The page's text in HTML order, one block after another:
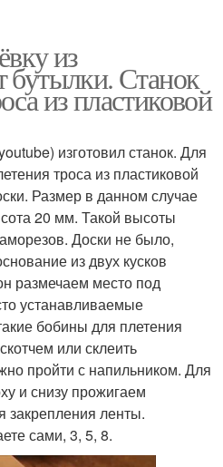
из
бутылки. Станок
из пластиковой
изготовил станок. Для
троса из пластиковой
Размер в данном случае
20 мм. Такой высоты
Доски не было,
из двух кусков
размечаем место под
устанавливаемые
бобины для плетения
или склеить
пройти с напильником. Для
и снизу прожигаем
закрепления ленты.
сами, 3, 5, 8.